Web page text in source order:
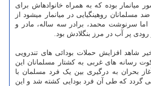
مسلمان روهینگیا کشور میانمار بوده که به همراه خانواده‎اش برای
فرار از خشونتی که ضد مسلمانان روهینگیایی در میانمار می‎شود از
اما سرنوشت محمد، برادر سه ساله، مادر و
شاهد افزایش حملات بودائی های تندرویی
رسانه های غربی به کشتار مسلمانان این
بحران به درگیری بین یک فرد مسلمان با
می گردد که طی آن فرد بودایی کشته شد و این